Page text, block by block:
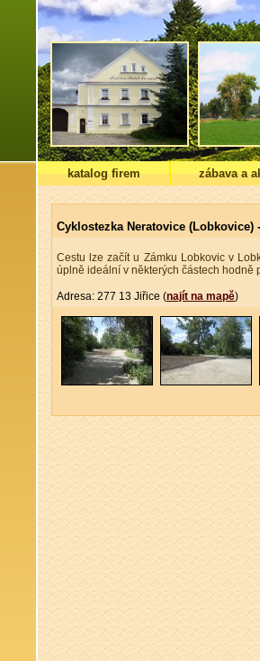
katalog firem zábava a
Cyklostezka Neratovice
Cestu lze začít u Zámku Lobkovic v
úplně ideální v některých částech hodně
Adresa: 277 13 Jiřice (najít na mapě)